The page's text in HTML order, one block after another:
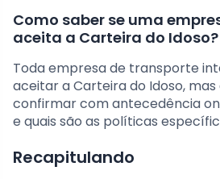
Como saber se uma
aceita a Carteira do Idoso?
Toda empresa de transporte
aceitar a Carteira do Idoso,
confirmar com antecedência
e quais são as políticas
Recapitulando